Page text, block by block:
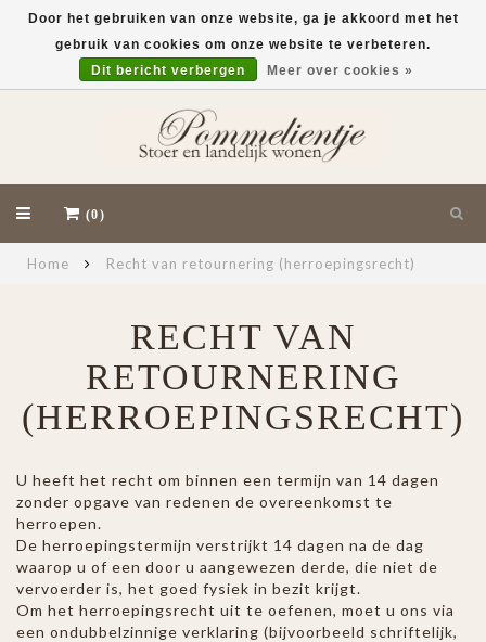
(0)
Home Recht van retournering (herroepingsrecht)
RECHT VAN
RETOURNERING
(HERROEPINGSRECHT)
U heeft het recht om binnen een termijn van 14 dagen
zonder opgave van redenen de overeenkomst te
herroepen.
De herroepingstermijn verstrijkt 14 dagen na de dag
waarop u of een door u aangewezen derde, die niet de
vervoerder is, het goed fysiek in bezit krijgt.
Om het herroepingsrecht uit te oefenen, moet u ons via
een ondubbelzinnige verklaring (bijvoorbeeld schriftelijk,
Door het gebruiken van onze website, ga je akkoord met het
gebruik van cookies om onze website te verbeteren.
Dit bericht verbergen
Meer over cookies »